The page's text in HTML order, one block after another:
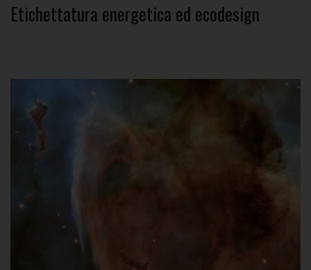
Etichettatura energetica ed ecodesign